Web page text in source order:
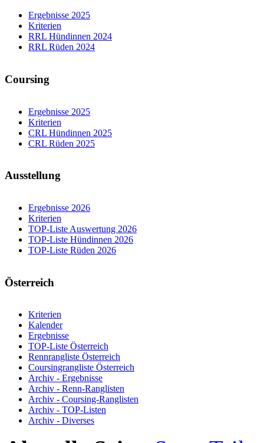
Ergebnisse 2025
Kriterien
RRL Hündinnen 2024
RRL Rüden 2024
Coursing
Ergebnisse 2025
Kriterien
CRL Hündinnen 2025
CRL Rüden 2025
Ausstellung
Ergebnisse 2026
Kriterien
TOP-Liste Auswertung 2026
TOP-Liste Hündinnen 2026
TOP-Liste Rüden 2026
Österreich
Kriterien
Kalender
Ergebnisse
TOP-Liste Österreich
Rennrangliste Österreich
Coursingrangliste Österreich
Archiv - Ergebnisse
Archiv - Renn-Ranglisten
Archiv - Coursing-Ranglisten
Archiv - TOP-Listen
Archiv - Diverses